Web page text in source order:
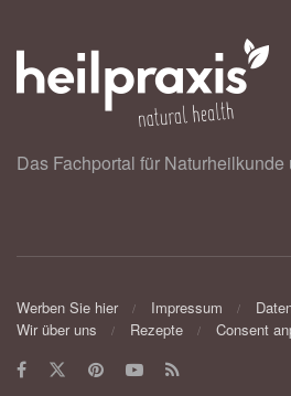
Das Fachportal für
Werben Sie hier Impressum
Wir über uns
Rezepte Consent